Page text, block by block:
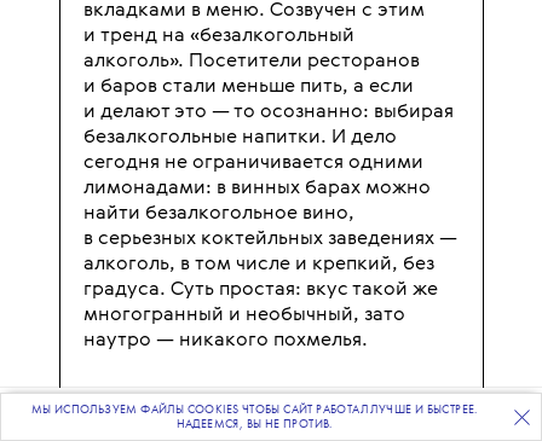
ПОДПИСЫВАЙТЕСЬНА НАШУ ВЕЧЕРНЮЮ РАССЫЛКУ
вкладками в меню. Созвучен с этим
и тренд на «безалкогольный
алкоголь». Посетители ресторанов
и баров стали меньше пить, а если
и делают это — то осознанно: выбирая
безалкогольные напитки. И дело
сегодня не ограничивается одними
лимонадами: в винных барах можно
найти безалкогольное вино,
в серьезных коктейльных заведениях —
алкоголь, в том числе и крепкий, без
градуса. Суть простая: вкус такой же
многогранный и необычный, зато
наутро — никакого похмелья.
В то же время шеф-повара хором
напоминают, что предсказания —
МЫ ИСПОЛЬЗУЕМ ФАЙЛЫ COOKIES ЧТОБЫ САЙТ РАБОТАЛ ЛУЧШЕ И БЫСТРЕЕ.
НАДЕЕМСЯ, ВЫ НЕ ПРОТИВ.